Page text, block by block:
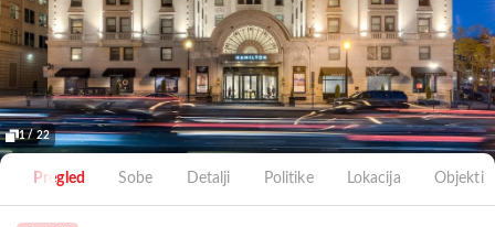
1 / 22
Pregled Sobe Detalji Politike Lokacija Objekti